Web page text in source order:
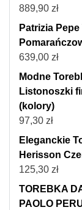
889,90 zł
Patrizia
639,00 zł
Modne
Listonoszki
(kolory)
97,30 zł
Eleganckie
Herisson
125,30 zł
TOREBKA
PAOLO